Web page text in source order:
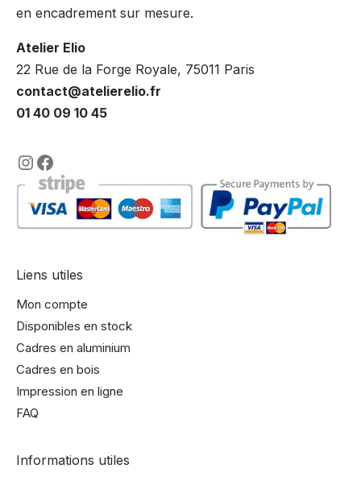
en encadrement sur mesure.
Atelier Elio
22 Rue de la Forge Royale, 75011 Paris
contact@atelierelio.fr
01 40 09 10 45
https://www.instagram.com/
https://www.facebook.com/
Liens utiles
Mon compte
Disponibles en stock
Cadres en aluminium
Cadres en bois
Impression en ligne
FAQ
Informations utiles